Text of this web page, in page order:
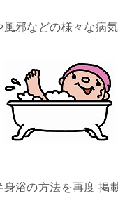
邪などの様々な病
浴の方法を再度 掲